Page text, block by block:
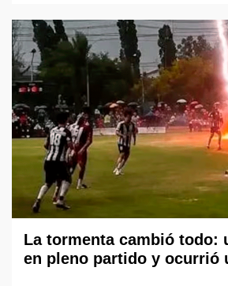
La tormenta cambió todo:
en pleno partido y ocurrió